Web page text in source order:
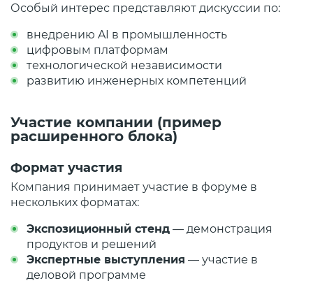
Особый интерес представляют дискуссии по:
внедрению AI в промышленность
цифровым платформам
технологической независимости
развитию инженерных компетенций
Участие компании (пример
расширенного блока)
Формат участия
Компания принимает участие в форуме в
нескольких форматах:
Экспозиционный стенд — демонстрация
продуктов и решений
Экспертные выступления — участие в
деловой программе